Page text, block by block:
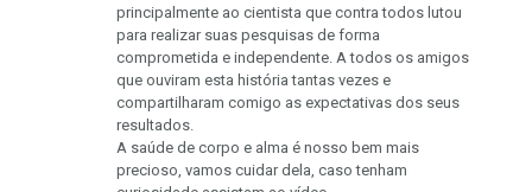
principalmente ao cientista que contra todos lutou
para realizar suas pesquisas de forma
comprometida e independente. A todos os amigos
que ouviram esta história tantas vezes e
compartilharam comigo as expectativas dos seus
resultados.
A saúde de corpo e alma é nosso bem mais
precioso, vamos cuidar dela, caso tenham